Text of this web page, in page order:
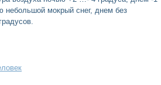
небольшой мокрый снег, днем без